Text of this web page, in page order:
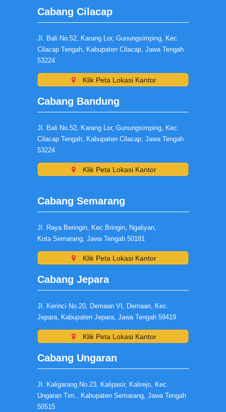
Cabang Cilacap
Jl. Bali No.52, Karang Lor, Gunungsimping, Kec.
Cilacap Tengah, Kabupaten Cilacap, Jawa Tengah
53224
Klik Peta Lokasi Kantor
Cabang Bandung
Jl. Bali No.52, Karang Lor, Gunungsimping, Kec.
Cilacap Tengah, Kabupaten Cilacap, Jawa Tengah
53224
Klik Peta Lokasi Kantor
Cabang Semarang
Jl. Raya Beringin, Kec.Bringin, Ngaliyan,
Kota Semarang, Jawa Tengah 50181
Klik Peta Lokasi Kantor
Cabang Jepara
Jl. Kerinci No.20, Demaan VI, Demaan, Kec.
Jepara, Kabupaten Jepara, Jawa Tengah 59419
Klik Peta Lokasi Kantor
Cabang Ungaran
Jl. Kaligarang No.23, Kalipasir, Kalirejo, Kec.
Ungaran Tim., Kabupaten Semarang, Jawa Tengah
50515